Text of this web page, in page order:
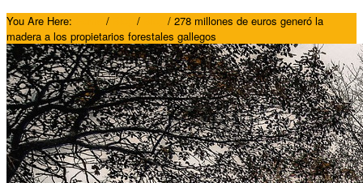
You Are Here: / / / 278 millones de euros generó la
madera a los propietarios forestales gallegos